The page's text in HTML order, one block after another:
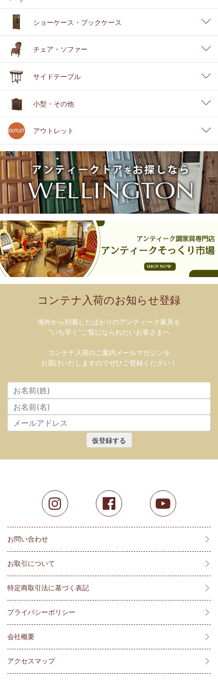
ショーケース・ブックケース
チェア・ソファー
サイドテーブル
小型・その他
アウトレット
コンテナ入荷のお知らせ登録
海外から到着したばかりのアンティーク家具を
”いち早く”ご覧になられたいお客さまへ
コンテナ入荷のご案内メールマガジンを
お届けいたしますのでぜひご登録ください！
仮登録する
お問い合わせ
お取引について
特定商取引法に基づく表記
プライバシーポリシー
会社概要
アクセスマップ